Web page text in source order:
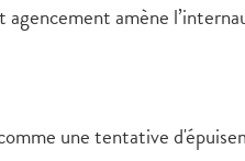
agencement amène
une tentative